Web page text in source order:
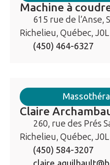
Machine à
615 rue de l’Anse,
Richelieu, Québec, J0L
(450) 464-6327
Claire
260, rue des Prés
Richelieu, Québec, J0L
(450) 584-3207